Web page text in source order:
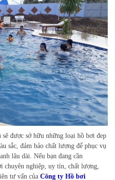
sẽ được sở hữu những loại hồ bơi đep
sắc, đảm bảo chất lượng để phục vụ
lâu dài. Nếu bạn đang cần
chuyên nghiệp, uy tín, chất lượng,
tư vấn của Công ty Hồ bơi